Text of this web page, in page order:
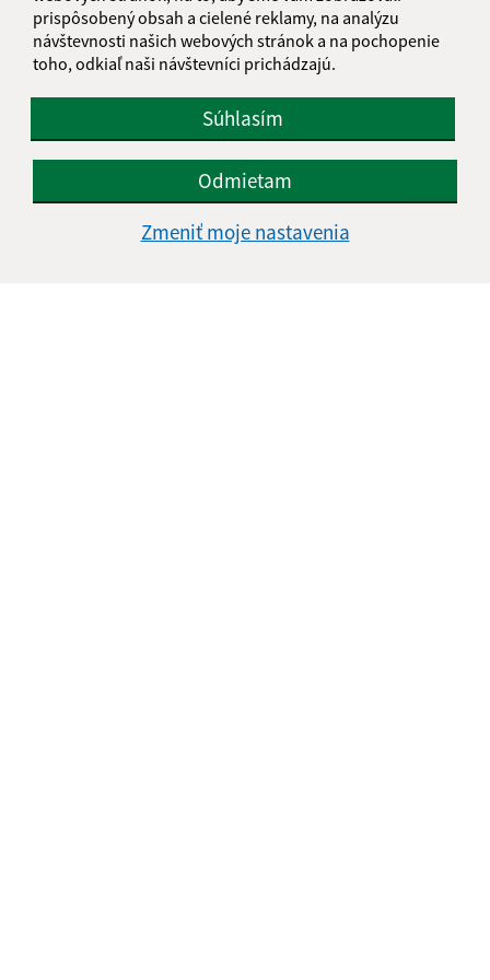
prispôsobený obsah a cielené reklamy, na analýzu
návštevnosti našich webových stránok a na pochopenie
toho, odkiaľ naši návštevníci prichádzajú.
Súhlasím
Odmietam
Zmeniť moje nastavenia
IČO: 00330035